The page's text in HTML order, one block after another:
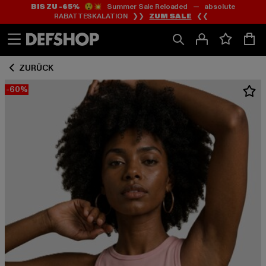
Zum
Inhalt
springen
Zum
Fußzeile
springen
BIS ZU -65%😲💥 Summer Sale Reloaded — absolute
RABATTESKALATION ❯❯ ZUM SALE ❮❮
ZURÜCK
-60%